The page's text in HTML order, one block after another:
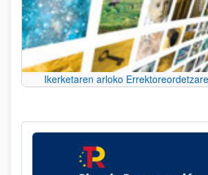
Ikerketaren arloko